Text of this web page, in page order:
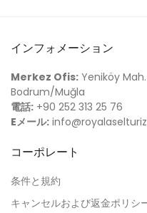
インフォメーション
Merkez Ofis: Yeniköy Mah.
Bodrum/Muğla
電話: +90 252 313 25 76
Eメール:
コーポレート
条件と規約
キャンセルおよび返金ポリシ